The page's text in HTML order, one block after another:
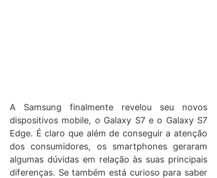
A Samsung finalmente revelou seu novos
dispositivos mobile, o Galaxy S7 e o Galaxy S7
Edge. É claro que além de conseguir a atenção
dos consumidores, os smartphones geraram
algumas dúvidas em relação às suas principais
diferenças. Se também está curioso para saber